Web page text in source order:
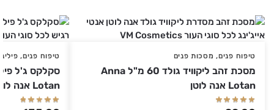
טיפוח פנים, מסכות פנים
מסכת זהב ליקוויד גולד 60 מ"ל Anna
Lotan אנה לוטן
טיפוח פנים,
Lotan אנה לוטן